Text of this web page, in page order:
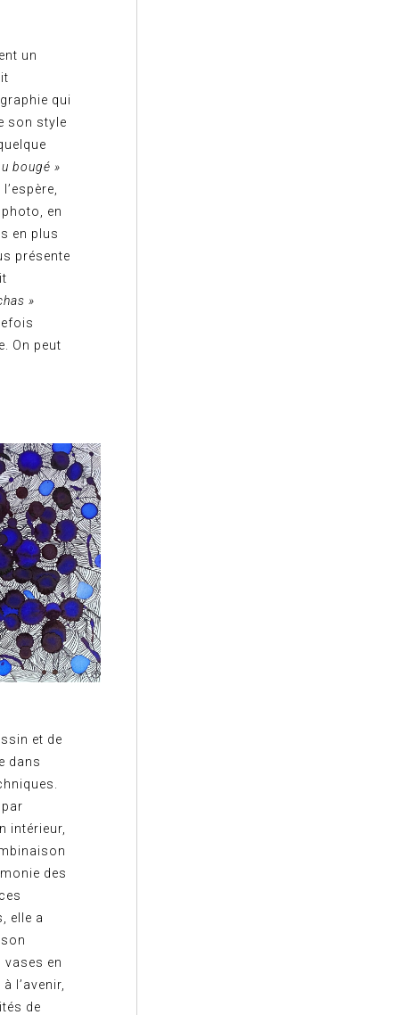
un
qui
son style
bougé »
en
en plus
présente
»
On peut
et de
dans
intérieur,
des
elle a
en
l’avenir,
de